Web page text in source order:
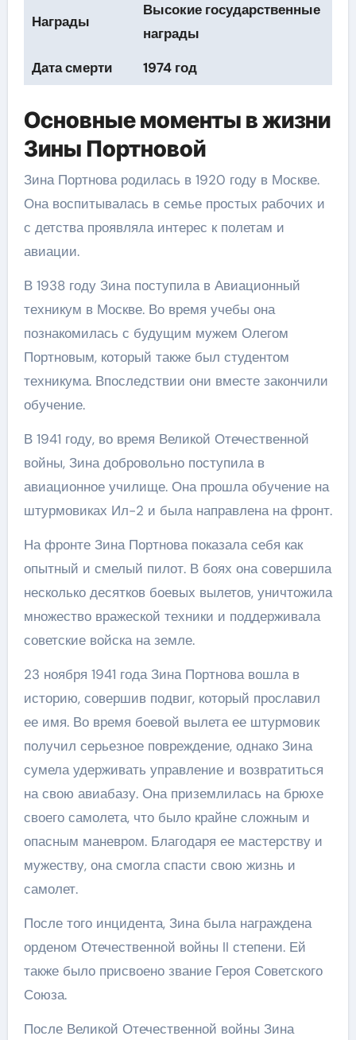
Награды
Высокие государственные
награды
Дата смерти
1974 год
Основные моменты в жизни
Зины Портновой
Зина Портнова родилась в 1920 году в Москве.
Она воспитывалась в семье простых рабочих и
с детства проявляла интерес к полетам и
авиации.
В 1938 году Зина поступила в Авиационный
техникум в Москве. Во время учебы она
познакомилась с будущим мужем Олегом
Портновым, который также был студентом
техникума. Впоследствии они вместе закончили
обучение.
В 1941 году, во время Великой Отечественной
войны, Зина добровольно поступила в
авиационное училище. Она прошла обучение на
штурмовиках Ил-2 и была направлена на фронт.
На фронте Зина Портнова показала себя как
опытный и смелый пилот. В боях она совершила
несколько десятков боевых вылетов, уничтожила
множество вражеской техники и поддерживала
советские войска на земле.
23 ноября 1941 года Зина Портнова вошла в
историю, совершив подвиг, который прославил
ее имя. Во время боевой вылета ее штурмовик
получил серьезное повреждение, однако Зина
сумела удерживать управление и возвратиться
на свою авиабазу. Она приземлилась на брюхе
своего самолета, что было крайне сложным и
опасным маневром. Благодаря ее мастерству и
мужеству, она смогла спасти свою жизнь и
самолет.
После того инцидента, Зина была награждена
орденом Отечественной войны II степени. Ей
также было присвоено звание Героя Советского
Союза.
После Великой Отечественной войны Зина